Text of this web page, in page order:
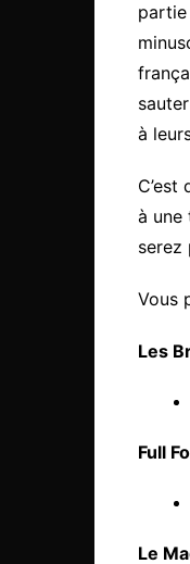
partie
à
à une
serez
Vous
Les
Full
Le